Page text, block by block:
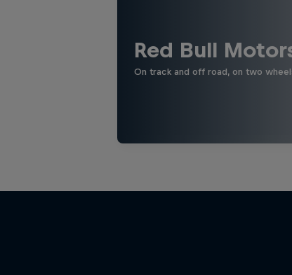
Red Bull
On track and off road, on two